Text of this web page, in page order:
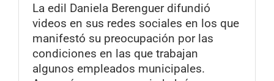
La edil Daniela Berenguer difundió
videos en sus redes sociales en los que
manifestó su preocupación por las
condiciones en las que trabajan
algunos empleados municipales.